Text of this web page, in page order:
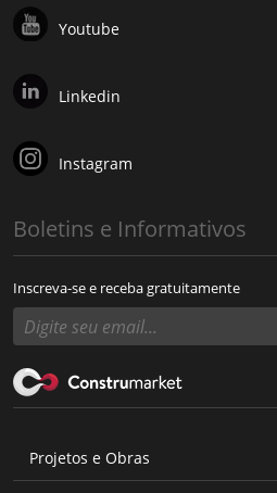
Youtube
Linkedin
Instagram
Boletins e Informativos
Inscreva-se e receba gratuitamente
Projetos e Obras